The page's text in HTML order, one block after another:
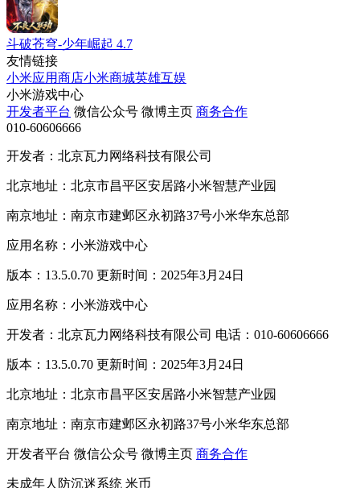
斗破苍穹-少年崛起 4.7
友情链接
小米应用商店小米商城英雄互娱
小米游戏中心
开发者平台 微信公众号 微博主页 商务合作
010-60606666
开发者：北京瓦力网络科技有限公司
北京地址：北京市昌平区安居路小米智慧产业园
南京地址：南京市建邺区永初路37号小米华东总部
应用名称：小米游戏中心
版本：13.5.0.70 更新时间：2025年3月24日
应用名称：小米游戏中心
开发者：北京瓦力网络科技有限公司 电话：010-60606666
版本：13.5.0.70 更新时间：2025年3月24日
北京地址：北京市昌平区安居路小米智慧产业园
南京地址：南京市建邺区永初路37号小米华东总部
开发者平台 微信公众号 微博主页 商务合作
未成年人防沉迷系统 米币